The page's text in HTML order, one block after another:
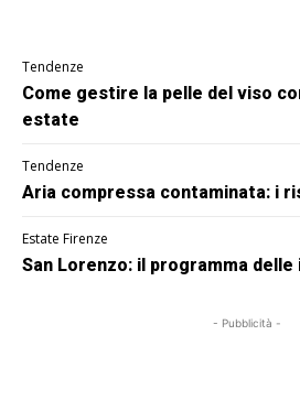
Tendenze
Come gestire la pelle del viso
estate
Tendenze
Aria compressa contaminata: i
Estate Firenze
San Lorenzo: il programma
- Pubblicità -